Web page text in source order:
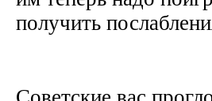
получить